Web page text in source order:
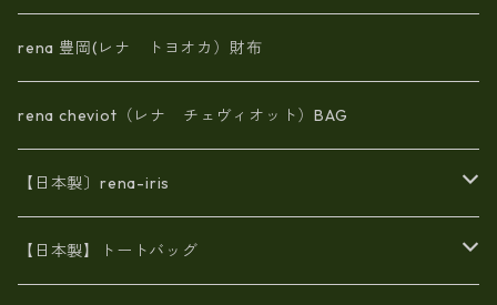
rena 豊岡(レナ トヨオカ）財布
rena cheviot（レナ チェヴィオット）BAG
【日本製〕rena-iris
エナメル（パテント）レザー
【日本製】トートバッグ